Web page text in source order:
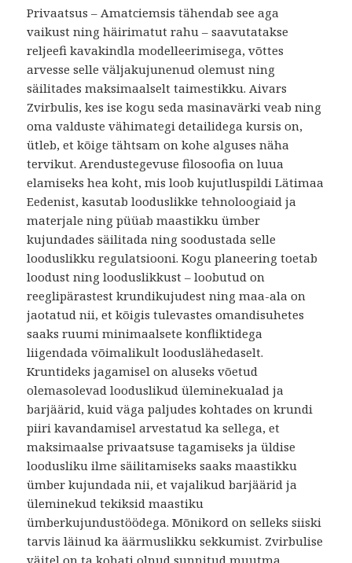
Privaatsus – Amatciemsis tähendab see aga
vaikust ning häirimatut rahu – saavutatakse
reljeefi kavakindla modelleerimisega, võttes
arvesse selle väljakujunenud olemust ning
säilitades maksimaalselt taimestikku. Aivars
Zvirbulis, kes ise kogu seda masinavärki veab ning
oma valduste vähimategi detailidega kursis on,
ütleb, et kõige tähtsam on kohe alguses näha
tervikut. Arendustegevuse filosoofia on luua
elamiseks hea koht, mis loob kujutluspildi Lätimaa
Eedenist, kasutab looduslikke tehnoloogiaid ja
materjale ning püüab maastikku ümber
kujundades säilitada ning soodustada selle
looduslikku regulatsiooni. Kogu planeering toetab
loodust ning looduslikkust – loobutud on
reeglipärastest krundikujudest ning maa-ala on
jaotatud nii, et kõigis tulevastes omandisuhetes
saaks ruumi minimaalsete konfliktidega
liigendada võimalikult looduslähedaselt.
Kruntideks jagamisel on aluseks võetud
olemasolevad looduslikud üleminekualad ja
barjäärid, kuid väga paljudes kohtades on krundi
piiri kavandamisel arvestatud ka sellega, et
maksimaalse privaatsuse tagamiseks ja üldise
loodusliku ilme säilitamiseks saaks maastikku
ümber kujundada nii, et vajalikud barjäärid ja
üleminekud tekiksid maastiku
ümberkujundustöödega. Mõnikord on selleks siiski
tarvis läinud ka äärmuslikku sekkumist. Zvirbulise